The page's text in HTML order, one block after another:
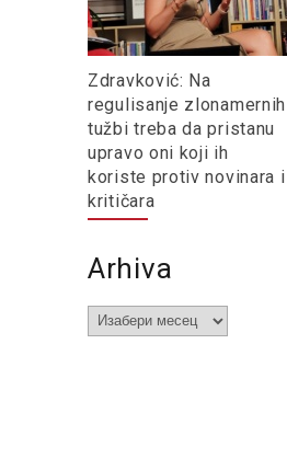
Zdravković: Na
regulisanje zlonamernih
tužbi treba da pristanu
upravo oni koji ih
koriste protiv novinara i
kritičara
Arhiva
Arhiva